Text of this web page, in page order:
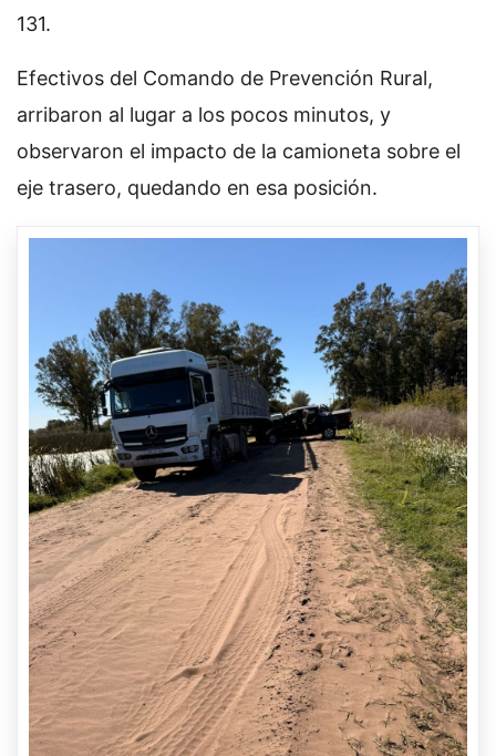
131.
Efectivos del Comando de Prevención Rural,
arribaron al lugar a los pocos minutos, y
observaron el impacto de la camioneta sobre el
eje trasero, quedando en esa posición.